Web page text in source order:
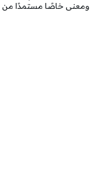
ومعنى خاصًا مستمدًا من